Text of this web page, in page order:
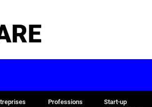
Professions
Start-up